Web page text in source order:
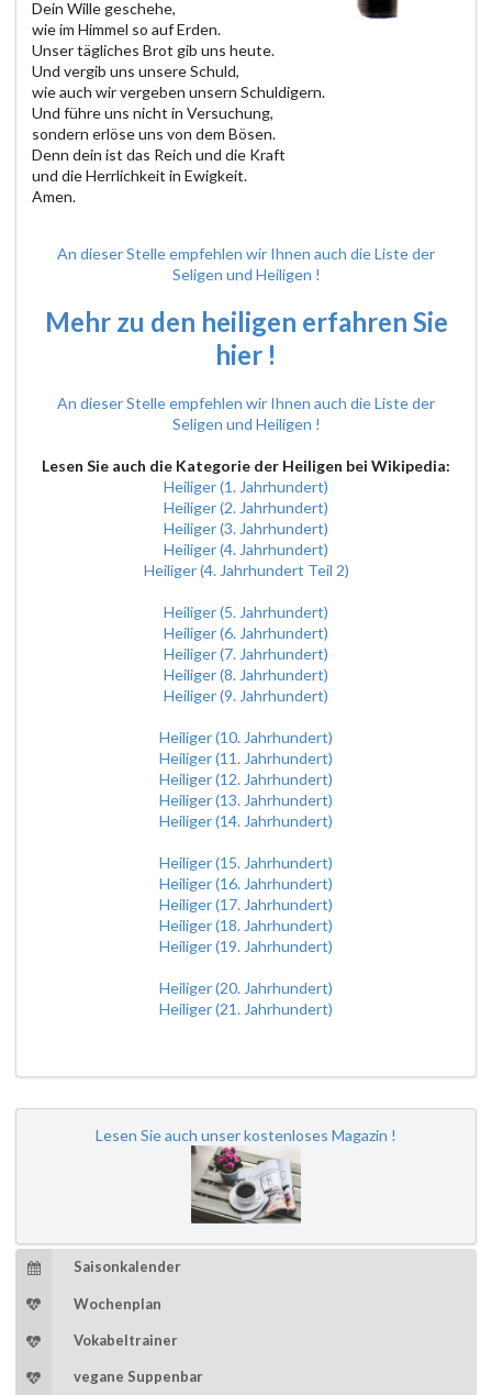
Dein Wille geschehe,
wie im Himmel so auf Erden.
Unser tägliches Brot gib uns heute.
Und vergib uns unsere Schuld,
wie auch wir vergeben unsern Schuldigern.
Und führe uns nicht in Versuchung,
sondern erlöse uns von dem Bösen.
Denn dein ist das Reich und die Kraft
und die Herrlichkeit in Ewigkeit.
Amen.
An dieser Stelle empfehlen wir Ihnen auch die Liste der
Seligen und Heiligen !
Mehr zu den heiligen erfahren Sie
hier !
An dieser Stelle empfehlen wir Ihnen auch die Liste der
Seligen und Heiligen !
Lesen Sie auch die Kategorie der Heiligen bei Wikipedia:
Heiliger (1. Jahrhundert)
Heiliger (2. Jahrhundert)
Heiliger (3. Jahrhundert)
Heiliger (4. Jahrhundert)
Heiliger (4. Jahrhundert Teil 2)
Heiliger (5. Jahrhundert)
Heiliger (6. Jahrhundert)
Heiliger (7. Jahrhundert)
Heiliger (8. Jahrhundert)
Heiliger (9. Jahrhundert)
Heiliger (10. Jahrhundert)
Heiliger (11. Jahrhundert)
Heiliger (12. Jahrhundert)
Heiliger (13. Jahrhundert)
Heiliger (14. Jahrhundert)
Heiliger (15. Jahrhundert)
Heiliger (16. Jahrhundert)
Heiliger (17. Jahrhundert)
Heiliger (18. Jahrhundert)
Heiliger (19. Jahrhundert)
Heiliger (20. Jahrhundert)
Heiliger (21. Jahrhundert)
Lesen Sie auch unser kostenloses Magazin !
Saisonkalender
Wochenplan
Vokabeltrainer
vegane Suppenbar